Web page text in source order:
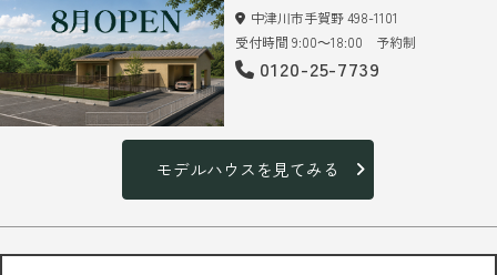
中津川市手賀野 498-1101
受付時間 9:00～18:00 予約制
0120-25-7739
モデルハウスを見てみる